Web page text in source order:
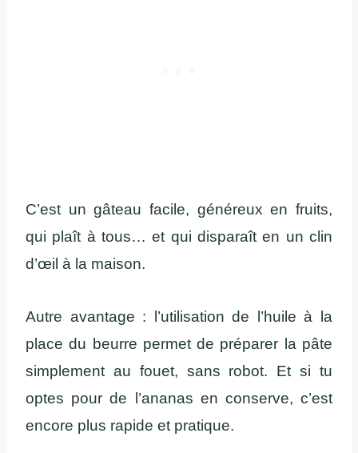
C’est un gâteau facile, généreux en fruits,
qui plaît à tous… et qui disparaît en un clin
d’œil à la maison.
Autre avantage : l’utilisation de l’huile à la
place du beurre permet de préparer la pâte
simplement au fouet, sans robot. Et si tu
optes pour de l’ananas en conserve, c’est
encore plus rapide et pratique.